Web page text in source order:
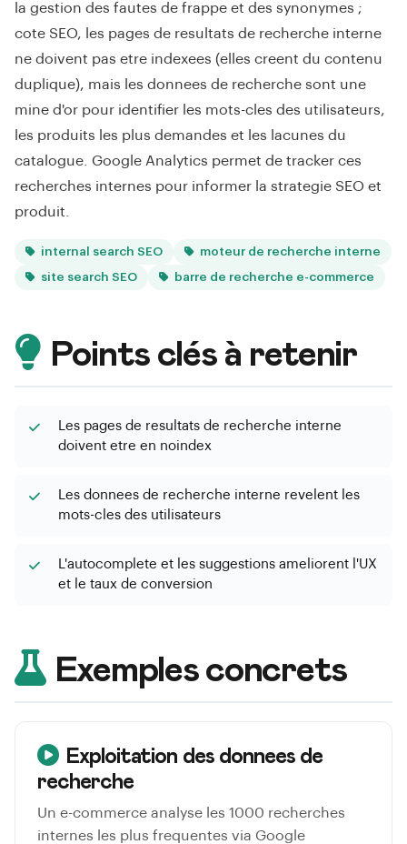
la gestion des fautes de frappe et des synonymes ;
cote SEO, les pages de resultats de recherche interne
ne doivent pas etre indexees (elles creent du contenu
duplique), mais les donnees de recherche sont une
mine d'or pour identifier les mots-cles des utilisateurs,
les produits les plus demandes et les lacunes du
catalogue. Google Analytics permet de tracker ces
recherches internes pour informer la strategie SEO et
produit.
internal search SEO moteur de recherche interne
site search SEO barre de recherche e-commerce
Points clés à retenir
Les pages de resultats de recherche interne
doivent etre en noindex
Les donnees de recherche interne revelent les
mots-cles des utilisateurs
L'autocomplete et les suggestions ameliorent l'UX
et le taux de conversion
Exemples concrets
Exploitation des donnees de
recherche
Un e-commerce analyse les 1000 recherches
internes les plus frequentes via Google